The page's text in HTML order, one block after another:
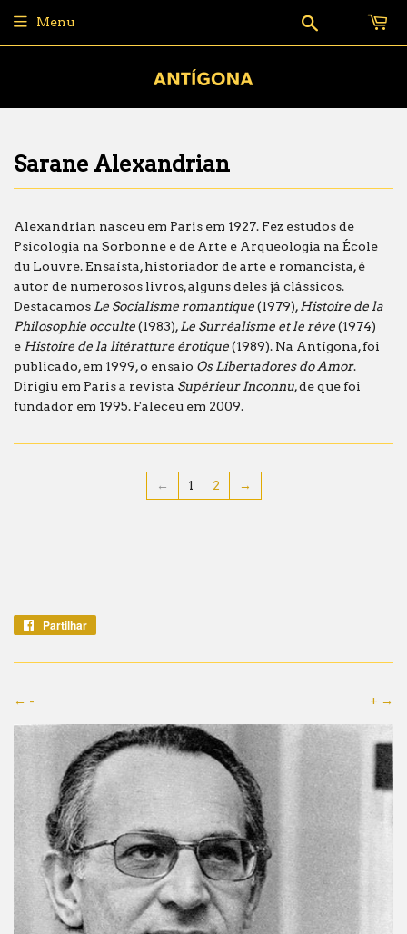
Menu Pesquisar
Sarane Alexandrian
Alexandrian nasceu em Paris em 1927. Fez estudos de
Psicologia na Sorbonne e de Arte e Arqueologia na École
du Louvre. Ensaísta, historiador de arte e romancista, é
autor de numerosos livros, alguns deles já clássicos.
Destacamos Le Socialisme romantique(1979),Histoire de la
Philosophie occulte(1983),Le Surréalisme et le rêve(1974)
e Histoire de la litératture érotique(1989). Na Antígona, foi
publicado, em 1999, o ensaio Os Libertadores do Amor.
Dirigiu em Paris a revista Supérieur Inconnu, de que foi
fundador em 1995. Faleceu em 2009.
← 1 2 →
Partilhar
Facebook
← - + →